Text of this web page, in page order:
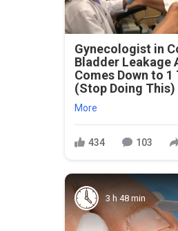
Gynecologist in
Bladder Leakage
Comes Down to 1
(Stop Doing This)
More
434 103
3 h 48 min